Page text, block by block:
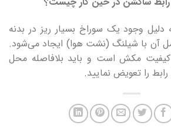
وجود یک سوراخ بسیار ریز در بدنه
آن با شیلنگ (نشت هوا) ایجاد می‌شود.
مکش است و باید بلافاصله محل
را تعویض نمایید.